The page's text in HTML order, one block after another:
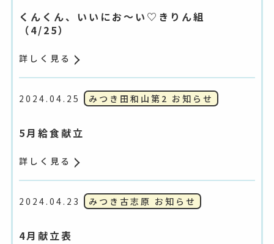
くんくん、いいにお～い♡きりん組
（4/25）
詳しく見る
2024.04.25 みつき田和山第2 お知らせ
5月給食献立
詳しく見る
2024.04.23 みつき古志原 お知らせ
4月献立表